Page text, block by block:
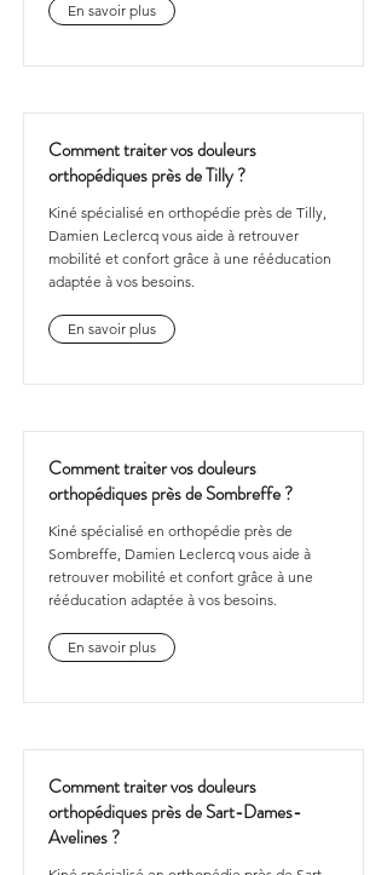
En savoir plus
Comment traiter vos douleurs
orthopédiques près de Tilly ?
Kiné spécialisé en orthopédie près de Tilly,
Damien Leclercq vous aide à retrouver
mobilité et confort grâce à une rééducation
adaptée à vos besoins.
En savoir plus
Comment traiter vos douleurs
orthopédiques près de Sombreffe ?
Kiné spécialisé en orthopédie près de
Sombreffe, Damien Leclercq vous aide à
retrouver mobilité et confort grâce à une
rééducation adaptée à vos besoins.
En savoir plus
Comment traiter vos douleurs
orthopédiques près de Sart-Dames-
Avelines ?